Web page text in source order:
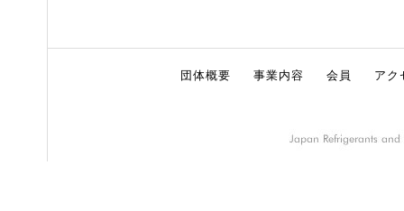
団体概要 事業内容 会員 アク